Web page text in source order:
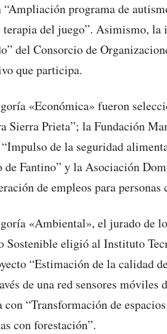
“Ampliación programa de
del juego”. Asimismo,
del Consorcio de
que participa.
«Económica» fueron
Sierra Prieta”; la Fundación
de la seguridad
Fantino” y la Asociación
de empleos para personas
«Ambiental», el jurado de
Sostenible eligió al Instituto
“Estimación de la calidad
de una red sensores móviles
con “Transformación de
con forestación”.